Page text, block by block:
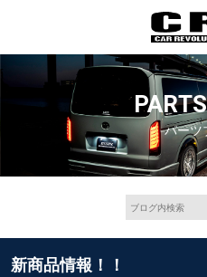
パーツ
新商品情報！！